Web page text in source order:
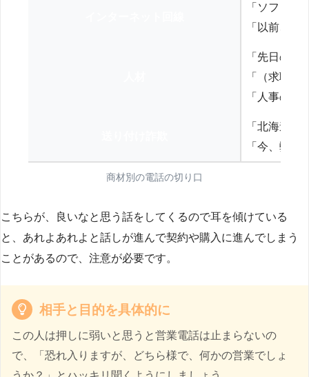
「ソフト
「以前、
「先日の
「（求職
「人事の方
「北海道
「今、弊
商材別の電話の切り口
こちらが、良いなと思う話をしてくるので耳を傾けている
と、あれよあれよと話しが進んで契約や購入に進んでしまう
ことがあるので、注意が必要です。
相手と目的を具体的に
この人は押しに弱いと思うと営業電話は止まらないの
で、「恐れ入りますが、どちら様で、何かの営業でしょ